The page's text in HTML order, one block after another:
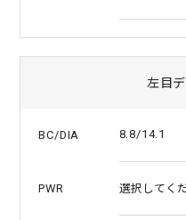
左目
BC/DIA 8.8/14.1
PWR